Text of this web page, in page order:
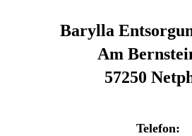
Barylla
Am
57250
Telefon: